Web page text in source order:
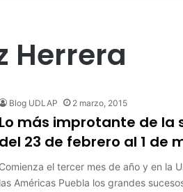
Herrera
Blog UDLAP 2 marzo, 2015
Lo más improtante de la
del 23 de febrero al 1 de
Comienza el tercer mes de año y en la
las Américas Puebla los grandes